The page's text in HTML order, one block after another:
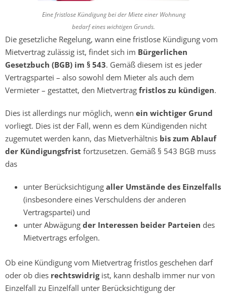
Eine fristlose Kündigung bei der Miete einer Wohnung
bedarf eines wichtigen Grunds.
Die gesetzliche Regelung, wann eine fristlose Kündigung vom
Mietvertrag zulässig ist, findet sich im Bürgerlichen
Gesetzbuch (BGB) im § 543. Gemäß diesem ist es jeder
Vertragspartei – also sowohl dem Mieter als auch dem
Vermieter – gestattet, den Mietvertrag fristlos zu kündigen.
Dies ist allerdings nur möglich, wenn ein wichtiger Grund
vorliegt. Dies ist der Fall, wenn es dem Kündigenden nicht
zugemutet werden kann, das Mietverhältnis bis zum Ablauf
der Kündigungsfrist fortzusetzen. Gemäß § 543 BGB muss
das
unter Berücksichtigung aller Umstände des Einzelfalls
(insbesondere eines Verschuldens der anderen
Vertragspartei) und
unter Abwägung der Interessen beider Parteien des
Mietvertrags erfolgen.
Ob eine Kündigung vom Mietvertrag fristlos geschehen darf
oder ob dies rechtswidrigist, kann deshalb immer nur von
Einzelfall zu Einzelfall unter Berücksichtigung der